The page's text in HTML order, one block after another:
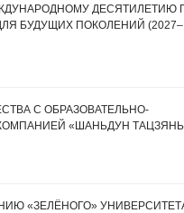
ДЕСЯТИЛЕТИЮ
БУДУЩИХ ПОКОЛЕНИЙ (2027–
С ОБРАЗОВАТЕЛЬНО-
«ШАНЬДУН
«ЗЕЛЁНОГО»